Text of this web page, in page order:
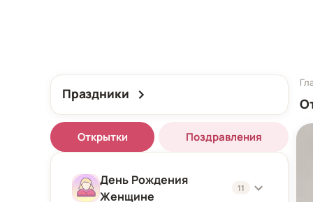
Праздники
Открытки Поздравления
День Рождения
Женщине
11